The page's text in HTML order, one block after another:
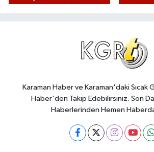
Karaman Haber ve Karaman'daki Sıcak
Haber'den Takip Edebilirsiniz. Son
Haberlerinden Hemen